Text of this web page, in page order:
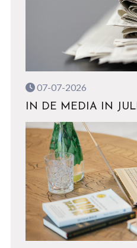
07-07-2026
IN DE MEDIA IN JULI